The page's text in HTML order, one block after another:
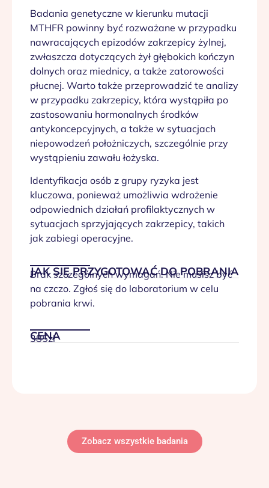
Badania genetyczne w kierunku mutacji
MTHFR powinny być rozważane w przypadku
nawracających epizodów zakrzepicy żylnej,
zwłaszcza dotyczących żył głębokich kończyn
dolnych oraz miednicy, a także zatorowości
płucnej. Warto także przeprowadzić te analizy
w przypadku zakrzepicy, która wystąpiła po
zastosowaniu hormonalnych środków
antykoncepcyjnych, a także w sytuacjach
niepowodzeń położniczych, szczególnie przy
wystąpieniu zawału łożyska.
Identyfikacja osób z grupy ryzyka jest
kluczowa, ponieważ umożliwia wdrożenie
odpowiednich działań profilaktycznych w
sytuacjach sprzyjających zakrzepicy, takich
jak zabiegi operacyjne.
JAK SIĘ PRZYGOTOWAĆ DO POBRANIA
Brak szczególnych wymagań. Nie musisz być
na czczo. Zgłoś się do laboratorium w celu
pobrania krwi.
CENA
385zł
Zobacz wszystkie badania